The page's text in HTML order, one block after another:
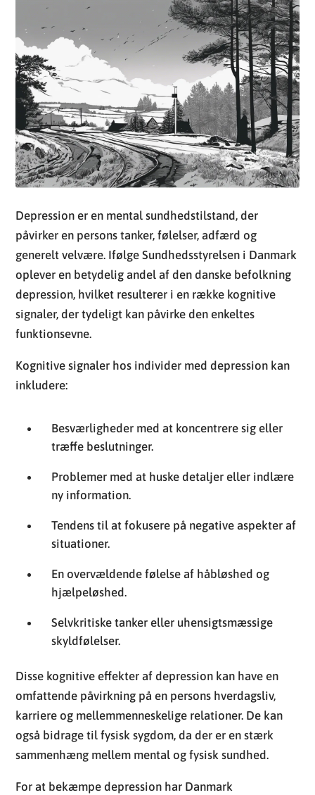
Depression er en mental sundhedstilstand, der
påvirker en persons tanker, følelser, adfærd og
generelt velvære. Ifølge Sundhedsstyrelsen i Danmark
oplever en betydelig andel af den danske befolkning
signaler, der tydeligt kan påvirke den enkeltes
funktionsevne.
Kognitive signaler hos individer med depression kan
inkludere:
Besværligheder med at koncentrere sig eller
Problemer med at huske detaljer eller indlære
Tendens til at fokusere på negative aspekter af
situationer.
En overvældende følelse af håbløshed og
hjælpeløshed.
Selvkritiske tanker eller uhensigtsmæssige
skyldfølelser.
Disse kognitive effekter af depression kan have en
karriere og mellemmenneskelige relationer. De kan
også bidrage til fysisk sygdom, da der er en stærk
For at bekæmpe depression har Danmark
implementeret flere strategier:
Fremme af offentlig bevidsthed og uddannelse